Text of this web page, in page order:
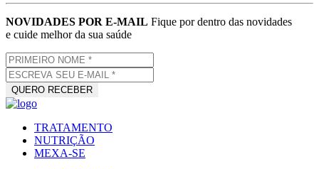
NOVIDADES POR E-MAIL Fique por dentro das novidades
e cuide melhor da sua saúde
TRATAMENTO
NUTRIÇÃO
MEXA-SE